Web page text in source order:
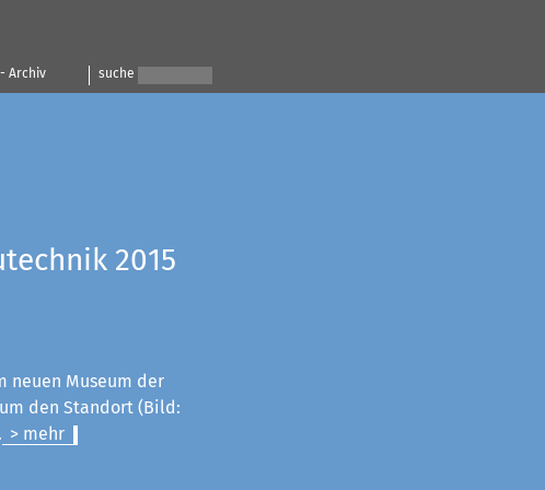
Archiv suche
2015
neuen Museum der
den Standort (Bild:
> mehr